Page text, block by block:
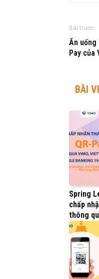
Bài trước
Ăn uống
Pay của
BÀI
Spring
chấp
thông